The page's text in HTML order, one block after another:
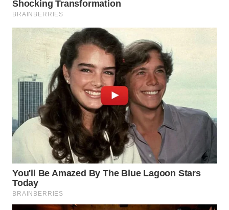
KARO
WN
SIMALUNGUN
LABUHANBATU
WN
TAPANULI
TENGAH
WN DELI
WN
TEBING